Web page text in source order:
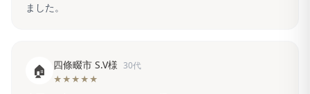
ました。
🏠 四條畷市 S.V様 30代
★★★★★